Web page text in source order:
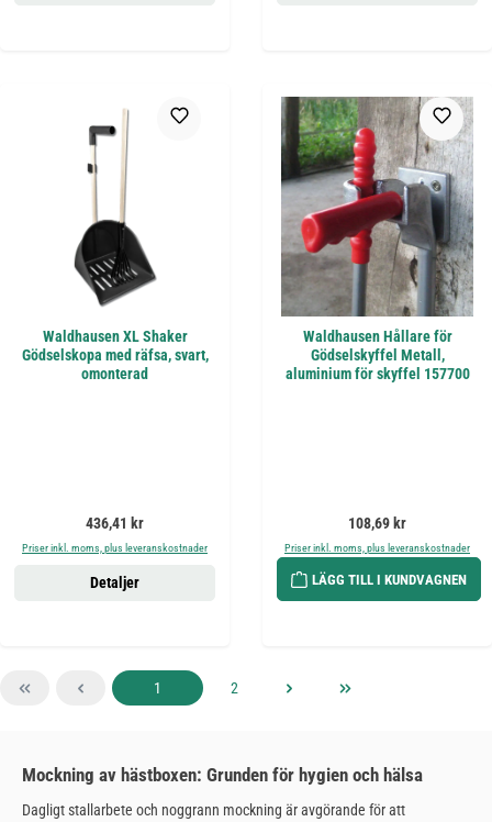
Waldhausen XL Shaker
Gödselskopa med räfsa, svart,
omonterad
Ordinarie pris:
436,41 kr
Priser inkl. moms, plus leveranskostnader
Detaljer
Waldhausen Hållare för
Gödselskyffel Metall,
aluminium för skyffel 157700
Ordinarie pris:
108,69 kr
Priser inkl. moms, plus leveranskostnader
LÄGG TILL I KUNDVAGNEN
Sida
1 Sida
2
Mockning av hästboxen: Grunden för hygien och hälsa
Dagligt stallarbete och noggrann mockning är avgörande för att